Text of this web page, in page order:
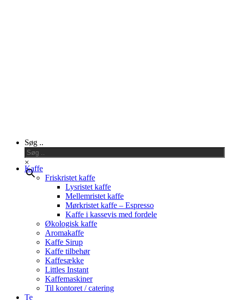
Menu
Søg ..
×
Kaffe
Friskristet kaffe
Lysristet kaffe
Mellemristet kaffe
Mørkristet kaffe – Espresso
Kaffe i kassevis med fordele
Økologisk kaffe
Aromakaffe
Kaffe Sirup
Kaffe tilbehør
Kaffesække
Littles Instant
Kaffemaskiner
Til kontoret / catering
Te